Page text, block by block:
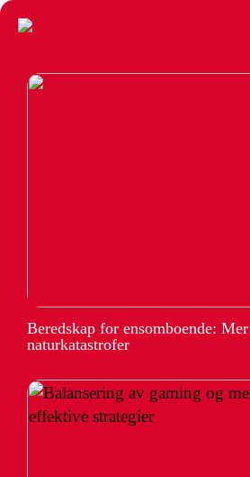
Beredskap for ensomboende:
naturkatastrofer